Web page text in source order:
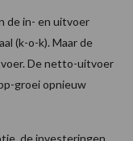
de in- en uitvoer
(k-o-k). Maar de
De netto-uitvoer
groei opnieuw